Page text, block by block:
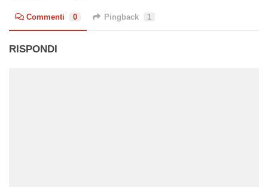
Commenti 0 Pingback 1
RISPONDI